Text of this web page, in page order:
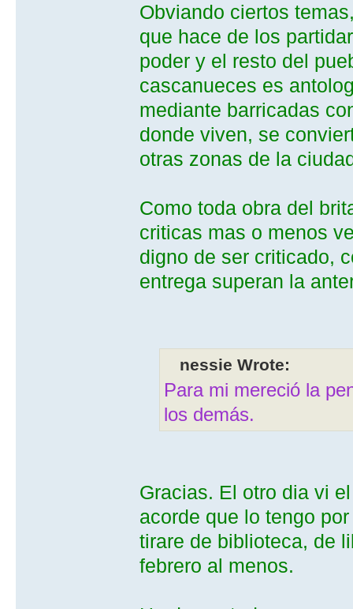
Obviando ciertos
que hace de los
poder y el resto del
cascanueces es
mediante barricadas
donde viven, se
otras zonas de la
Como toda obra del
criticas mas o menos
digno de ser criticado,
entrega superan la
nessie Wrote:
Para mi mereció la
los demás.
Gracias. El otro dia vi
acorde que lo tengo
tirare de biblioteca, de
febrero al menos.